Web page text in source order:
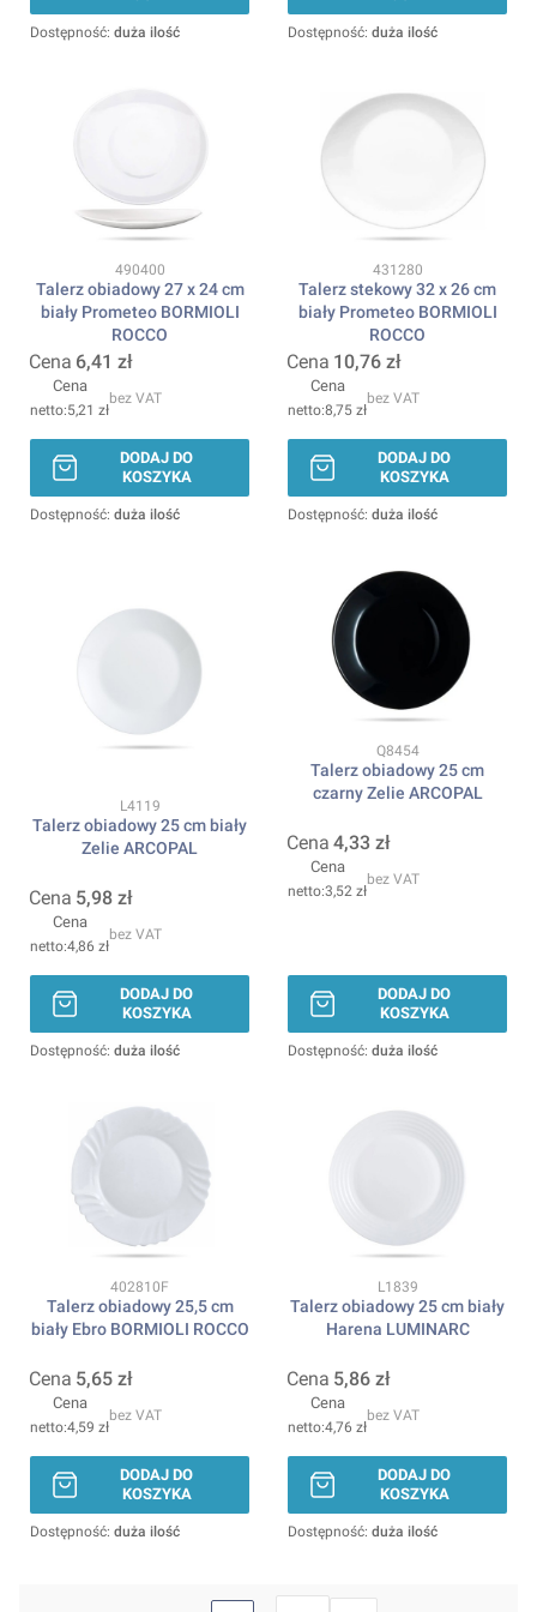
Dostępność: duża ilość Dostępność: duża ilość
Kod produktu
490400
Talerz obiadowy 27 x 24 cm
biały Prometeo BORMIOLI
ROCCO
Cena 6,41 zł
Cena
5,21 zł
bez VAT
DODAJ DO
KOSZYKA
Dostępność: duża ilość
Kod produktu
431280
Talerz stekowy 32 x 26 cm
biały Prometeo BORMIOLI
ROCCO
Cena 10,76 zł
Cena
8,75 zł
bez VAT
DODAJ DO
KOSZYKA
Dostępność: duża ilość
Kod produktu
L4119
Talerz obiadowy 25 cm biały
Zelie ARCOPAL
Cena 5,98 zł
Cena
4,86 zł
bez VAT
DODAJ DO
KOSZYKA
Dostępność: duża ilość
Kod produktu
Q8454
Talerz obiadowy 25 cm
czarny Zelie ARCOPAL
Cena 4,33 zł
Cena
3,52 zł
bez VAT
DODAJ DO
KOSZYKA
Dostępność: duża ilość
Kod produktu
402810F
Talerz obiadowy 25,5 cm
biały Ebro BORMIOLI ROCCO
Cena 5,65 zł
Cena
4,59 zł
bez VAT
DODAJ DO
KOSZYKA
Dostępność: duża ilość
Kod produktu
L1839
Talerz obiadowy 25 cm biały
Harena LUMINARC
Cena 5,86 zł
Cena
4,76 zł
bez VAT
DODAJ DO
KOSZYKA
Dostępność: duża ilość